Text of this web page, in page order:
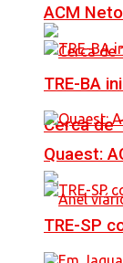
Cerca de
ACM
TRE-BA
Quaest:
TRE-SP